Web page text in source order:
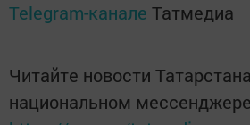
Telegram-канале Татмедиа
Читайте новости
национальном